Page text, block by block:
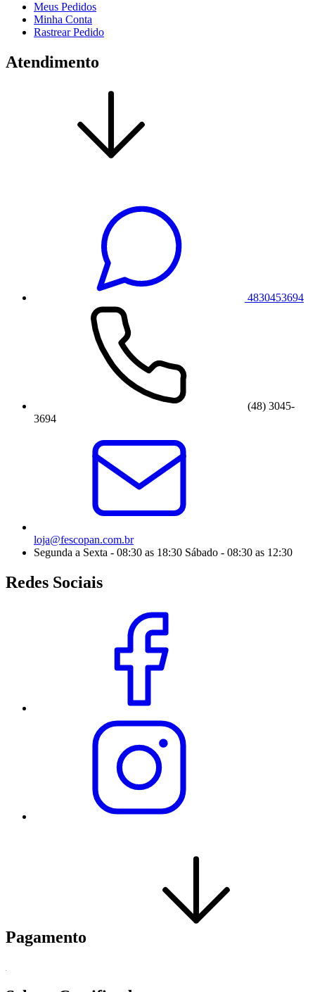
Meus Pedidos
Minha Conta
Rastrear Pedido
Atendimento
4830453694
(48) 3045-
3694
loja@fescopan.com.br
Segunda a Sexta - 08:30 as 18:30 Sábado - 08:30 as 12:30
Redes Sociais
Pagamento